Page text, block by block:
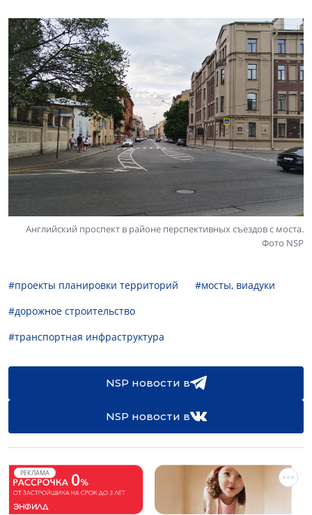
Английский проспект в районе перспективных съездов с моста.
Фото NSP
#проекты планировки территорий
#мосты, виадуки
#дорожное строительство
#транспортная инфраструктура
NSP новости в
NSP новости в
РЕКЛАМА